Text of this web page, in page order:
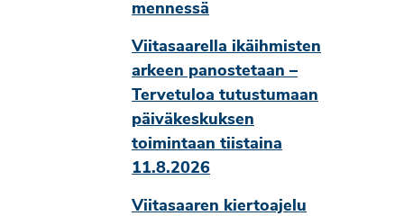
mennessä
Viitasaarella ikäihmisten
arkeen panostetaan –
Tervetuloa tutustumaan
päiväkeskuksen
toimintaan tiistaina
11.8.2026
Viitasaaren kiertoajelu